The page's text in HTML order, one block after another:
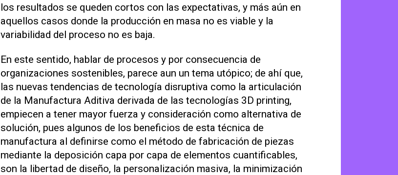
los resultados se queden cortos con las expectativas, y más aún en
aquellos casos donde la producción en masa no es viable y la
variabilidad del proceso no es baja.
En este sentido, hablar de procesos y por consecuencia de
organizaciones sostenibles, parece aun un tema utópico; de ahí que,
las nuevas tendencias de tecnología disruptiva como la articulación
de la Manufactura Aditiva derivada de las tecnologías 3D printing,
empiecen a tener mayor fuerza y consideración como alternativa de
solución, pues algunos de los beneficios de esta técnica de
manufactura al definirse como el método de fabricación de piezas
mediante la deposición capa por capa de elementos cuantificables,
son la libertad de diseño, la personalización masiva, la minimización